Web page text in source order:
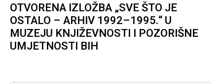
OTVORENA IZLOŽBA „SVE ŠTO JE
OSTALO – ARHIV 1992–1995.“ U
MUZEJU KNJIŽEVNOSTI I POZORIŠNE
UMJETNOSTI BIH